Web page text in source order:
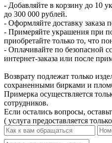
- Добавляйте в корзину до 10
до 300 000 рублей.
- Оформляйте доставку заказа
- Примеряйте украшения при
приобретайте только то, что
- Оплачивайте по безопасной
интернет-заказа или после
Возврату подлежат только
сохраненными бирками и
Примерка осуществляется
сотрудников.
Если остались вопросы,
( услуга предоставляется